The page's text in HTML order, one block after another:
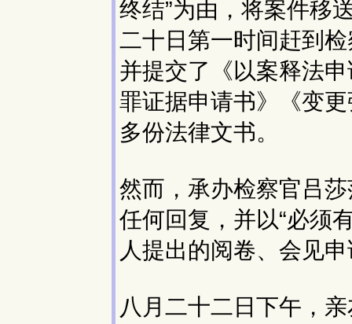
终结”为由，将案件移
二十日第一时间赶到
并提交了《以案释法
罪证据申请书》《变
多份法律文书。
然而，承办检察官吕
任何回复，并以“必须
人提出的阅卷、会见
八月二十二日下午，